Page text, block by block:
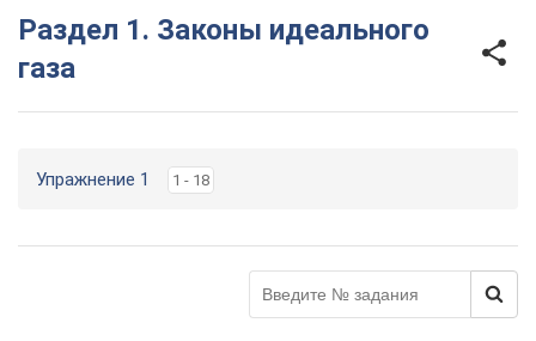
Раздел 1. Законы идеального
газа
Упражнение 1 1 - 18